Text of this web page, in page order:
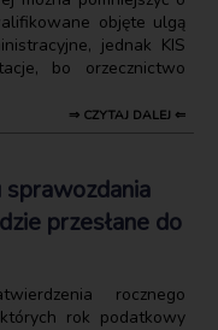
objęte ulgą
jednak KIS
bo orzecznictwo
⇒ CZYTAJ DALEJ ⇐
przesłane do
rocznego
rok podatkowy